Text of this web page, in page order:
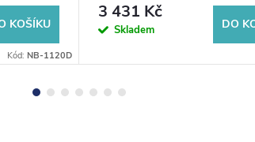
KOŠÍKU
Kód: NB-1120D
3 431 Kč
Skladem DO